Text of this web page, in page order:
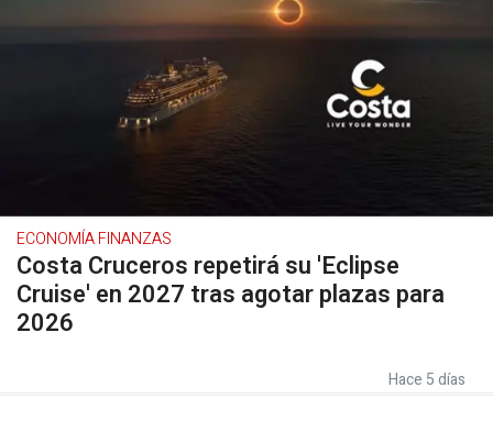
ECONOMÍA FINANZAS
Costa Cruceros repetirá su 'Eclipse
Cruise' en 2027 tras agotar plazas para
2026
Hace 5 días